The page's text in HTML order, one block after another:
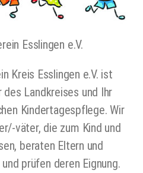
Esslingen e.V.
Kreis Esslingen e.V. ist
Landkreises und Ihr
Kindertagespflege. Wir
väter, die zum Kind und
beraten Eltern und
prüfen deren Eignung.